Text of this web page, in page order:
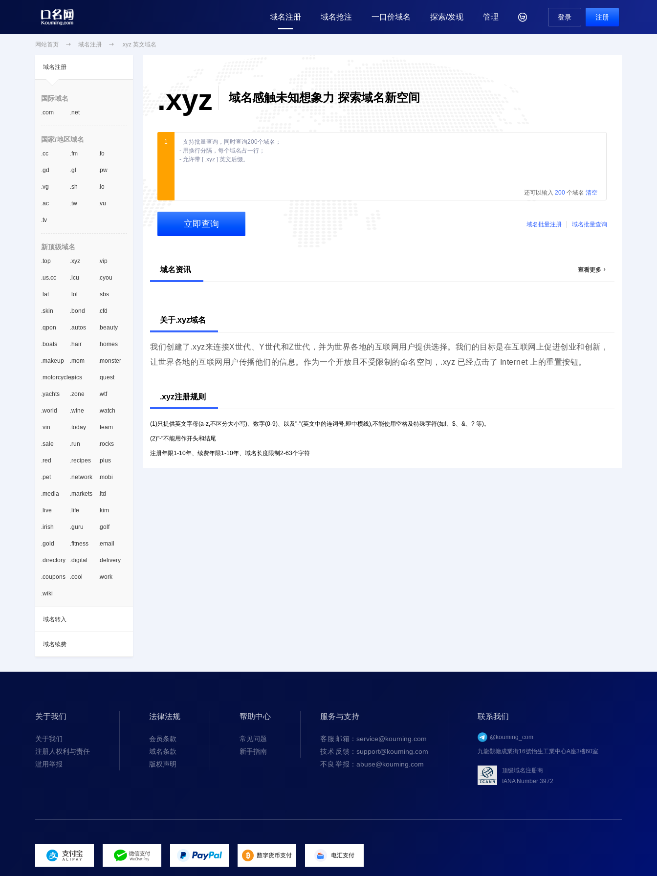
域名注册 域名抢注 一口价域名 探索/发现 管理  登录 注册
网站首页  域名注册  .xyz 英文域名
域名注册
国际域名
.com .net
国家/地区域名
.cc .fm .fo
.gd .gl .pw
.vg .sh .io
.ac .tw .vu
.tv
新顶级域名
.top .xyz .vip
.us.cc .icu .cyou
.lat .lol .sbs
.skin .bond .cfd
.qpon .autos .beauty
.boats .hair .homes
.makeup .mom .monster
.motorcycles.pics .quest
.yachts .zone .wtf
.world .wine .watch
.vin .today .team
.sale .run .rocks
.red .recipes .plus
.pet .network .mobi
.media .markets .ltd
.live .life .kim
.irish .guru .golf
.gold .fitness .email
.directory .digital .delivery
.coupons .cool .work
.wiki
域名转入
域名续费
.xyz 域名感触未知想象力 探索域名新空间
1
还可以输入 200 个域名 清空
立即查询 域名批量注册 域名批量查询
域名资讯 查看更多 
关于.xyz域名
我们创建了.xyz来连接X世代、Y世代和Z世代，并为世界各地的互联网用户提供选择。我们的目标是在互联网上促进创业和创新，
让世界各地的互联网用户传播他们的信息。作为一个开放且不受限制的命名空间，.xyz 已经点击了 Internet 上的重置按钮。
.xyz注册规则
(1)只提供英文字母(a-z,不区分大小写)、数字(0-9)、以及"-"(英文中的连词号,即中横线),不能使用空格及特殊字符(如!、$、&、? 等)。
(2)"-"不能用作开头和结尾
注册年限1-10年、续费年限1-10年、域名长度限制2-63个字符
关于我们
关于我们
注册人权利与责任
滥用举报
法律法规
会员条款
域名条款
版权声明
帮助中心
常见问题
新手指南
服务与支持
客服邮箱 ：service@kouming.com
技术反馈 ：support@kouming.com
不良举报 ：abuse@kouming.com
联系我们
@kouming_com
九龍觀塘成業街16號怡生工業中心A座3樓60室
顶级域名注册商
IANA Number 3972